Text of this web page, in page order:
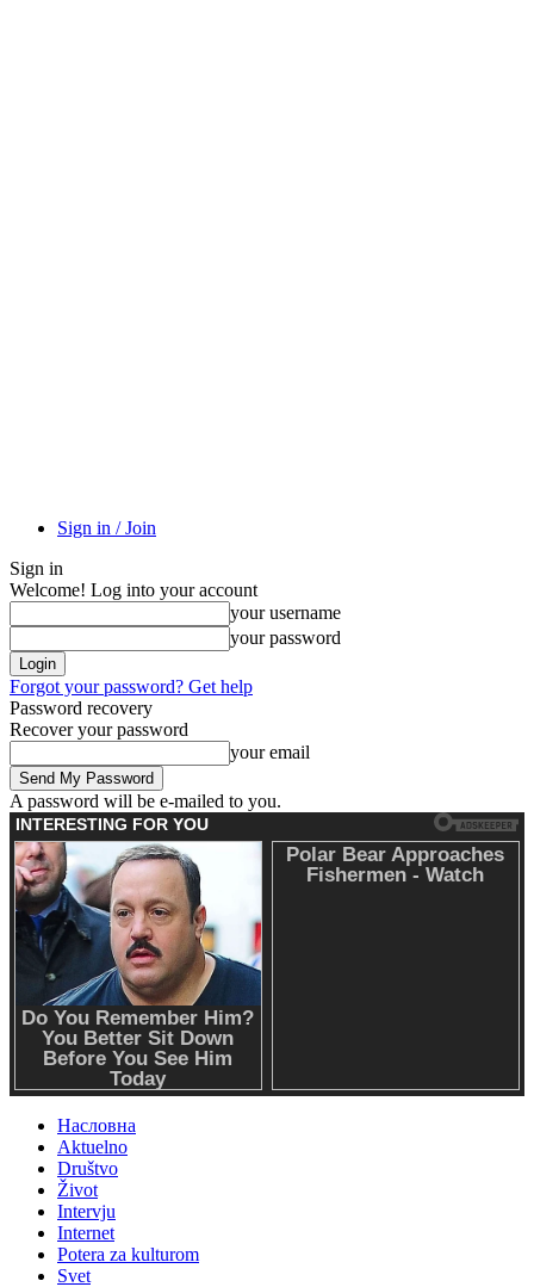
Sign in / Join
Sign in
Welcome! Log into your account
your username
your password
Forgot your password? Get help
Password recovery
Recover your password
your email
A password will be e-mailed to you.
Насловна
Aktuelno
Društvo
Život
Intervju
Internet
Potera za kulturom
Svet